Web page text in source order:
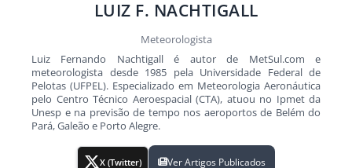
LUIZ F. NACHTIGALL
Meteorologista
Luiz Fernando Nachtigall é autor de MetSul.com e
meteorologista desde 1985 pela Universidade Federal de
Pelotas (UFPEL). Especializado em Meteorologia Aeronáutica
pelo Centro Técnico Aeroespacial (CTA), atuou no Ipmet da
Unesp e na previsão de tempo nos aeroportos de Belém do
Pará, Galeão e Porto Alegre.
X (Twitter) Ver Artigos Publicados